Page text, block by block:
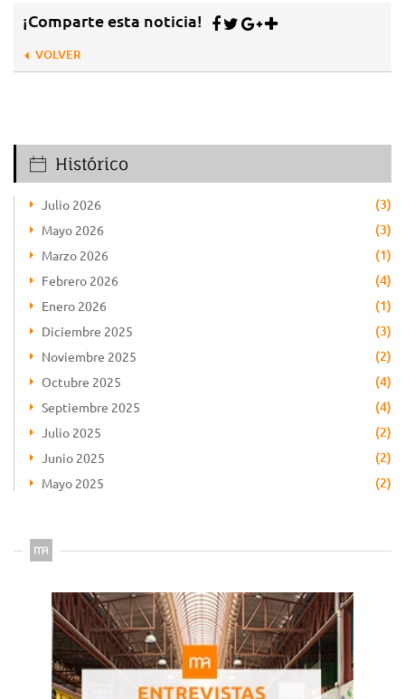
¡Comparte esta noticia!
VOLVER
Histórico
Julio 2026 (3)
Mayo 2026 (3)
Marzo 2026 (1)
Febrero 2026 (4)
Enero 2026 (1)
Diciembre 2025 (3)
Noviembre 2025 (2)
Octubre 2025 (4)
Septiembre 2025 (4)
Julio 2025 (2)
Junio 2025 (2)
Mayo 2025 (2)